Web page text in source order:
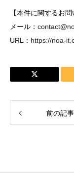
【本件に関するお
メール：
URL： https://noa-
前の記事